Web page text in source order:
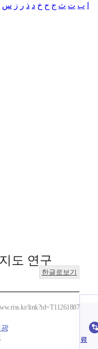
ب ت ث ج ح خ د ذ ر ز س
도 연구
한글로보기
link?id=T11261887
료